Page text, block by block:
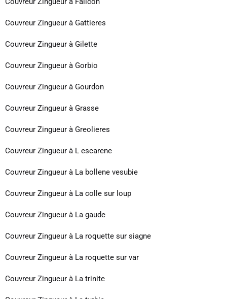
Couvreur Zingueur à Gattieres
Couvreur Zingueur à Gilette
Couvreur Zingueur à Gorbio
Couvreur Zingueur à Gourdon
Couvreur Zingueur à Grasse
Couvreur Zingueur à Greolieres
Couvreur Zingueur à L escarene
Couvreur Zingueur à La bollene vesubie
Couvreur Zingueur à La colle sur loup
Couvreur Zingueur à La gaude
Couvreur Zingueur à La roquette sur siagne
Couvreur Zingueur à La roquette sur var
Couvreur Zingueur à La trinite